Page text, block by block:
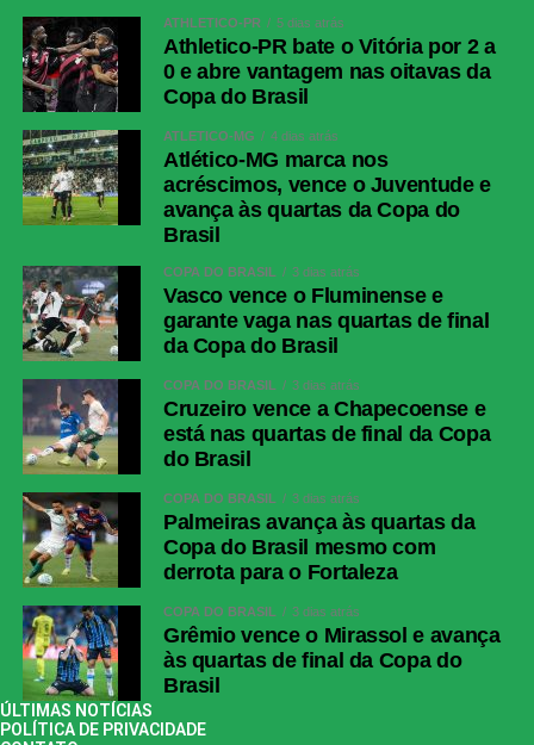
ATHLETICO-PR 5 dias atrás
Athletico-PR bate o Vitória por 2 a
0 e abre vantagem nas oitavas da
Copa do Brasil
ATLÉTICO-MG 4 dias atrás
Atlético-MG marca nos
acréscimos, vence o Juventude e
avança às quartas da Copa do
Brasil
COPA DO BRASIL 3 dias atrás
Vasco vence o Fluminense e
garante vaga nas quartas de final
da Copa do Brasil
COPA DO BRASIL 3 dias atrás
Cruzeiro vence a Chapecoense e
está nas quartas de final da Copa
do Brasil
COPA DO BRASIL 3 dias atrás
Palmeiras avança às quartas da
Copa do Brasil mesmo com
derrota para o Fortaleza
COPA DO BRASIL 3 dias atrás
Grêmio vence o Mirassol e avança
às quartas de final da Copa do
Brasil
ÚLTIMAS NOTÍCIAS
POLÍTICA DE PRIVACIDADE